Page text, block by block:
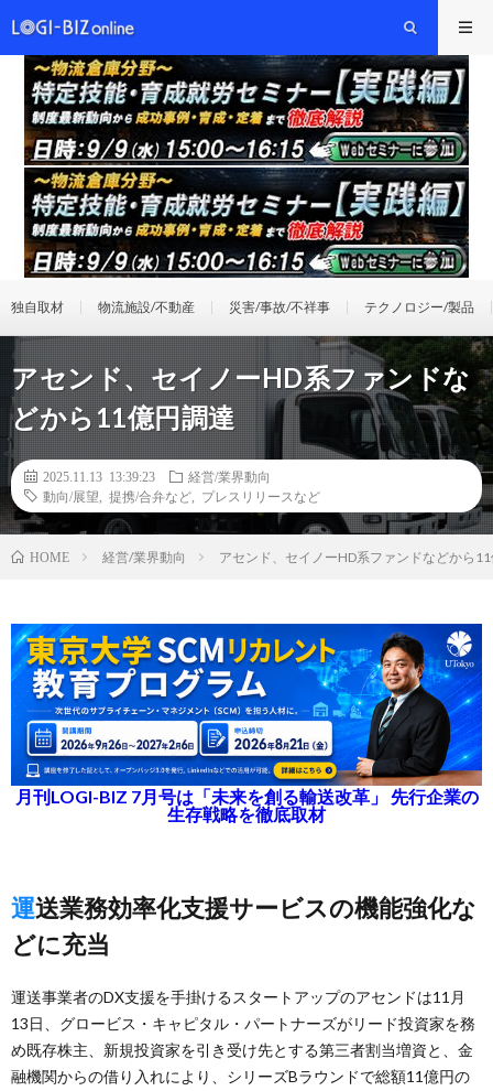
独自取材 物流施設/不動産 災害/事故/不祥事 テクノロジー/製品
アセンド、セイノーHD系ファンドな
どから11億円調達
2025.11.13 13:39:23
経営/業界動向
動向/展望
提携/合弁など プレスリリースなど
HOME 経営/業界動向 アセンド、セイノーHD系ファンドなどから
月刊LOGI-BIZ 7月号は「未来を創る輸送改革」 先行企業の
生存戦略を徹底取材
運送業務効率化支援サービスの機能強化な
どに充当
運送事業者のDX支援を手掛けるスタートアップのアセンドは11月
13日、グロービス・キャピタル・パートナーズがリード投資家を務
め既存株主、新規投資家を引き受け先とする第三者割当増資と、金
融機関からの借り入れにより、シリーズBラウンドで総額11億円の